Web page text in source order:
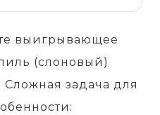
выигрывающее
(слоновый)
Сложная задача для